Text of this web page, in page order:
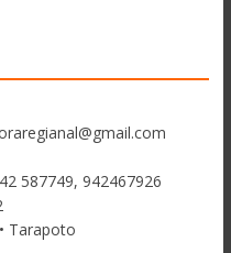
587749, 942467926
Tarapoto